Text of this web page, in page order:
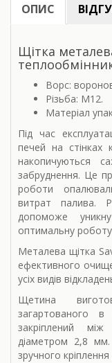
ОПИС
Щітка
Ворс:
Різьба: М12.
Матеріал
Під час
печей на стінках
накопичуються
забруднення. Це
роботи
витрат палива.
допоможе
оптимальну
Металева щітка
ефективного
усіх видів
Щетина
загартованого
закріплений
діаметром 2,8
зручного